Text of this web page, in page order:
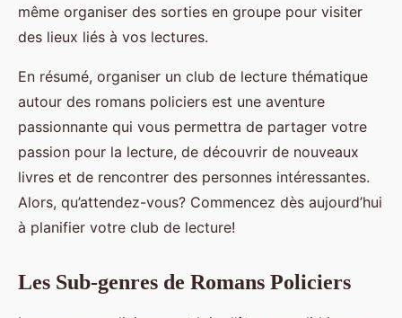
même organiser des sorties en groupe pour visiter
des lieux liés à vos lectures.
En résumé, organiser un club de lecture thématique
autour des romans policiers est une aventure
passionnante qui vous permettra de partager votre
passion pour la lecture, de découvrir de nouveaux
livres et de rencontrer des personnes intéressantes.
Alors, qu’attendez-vous? Commencez dès aujourd’hui
à planifier votre club de lecture!
Les Sub-genres de Romans Policiers